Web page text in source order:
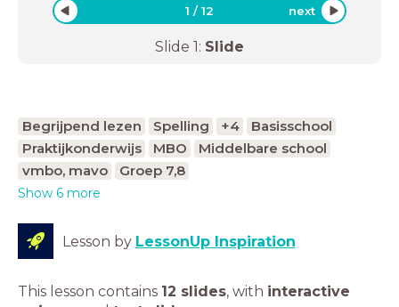
1 /12 next
Slide 1: Slide
Begrijpend lezen Spelling +4
Basisschool
Praktijkonderwijs
MBO
Middelbare school
vmbo, mavo
Groep 7,8
Show 6 more
Lesson by LessonUp Inspiration
This lesson contains 12 slides, with interactive